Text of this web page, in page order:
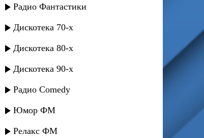
Радио Фантастики
Дискотека 70-х
Дискотека 80-х
Дискотека 90-х
Радио Comedy
Юмор ФМ
Релакс ФМ